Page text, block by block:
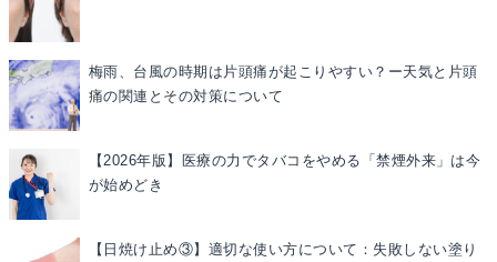
梅雨、台風の時期は片頭痛が起こりやすい？ー天気と片頭
痛の関連とその対策について
【2026年版】医療の力でタバコをやめる「禁煙外来」は今
が始めどき
【日焼け止め③】適切な使い方について：失敗しない塗り